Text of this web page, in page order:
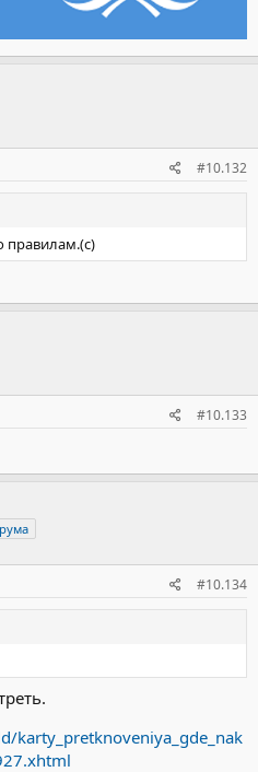
#10.132
#10.133
#10.134
karty_pretknoveniya_gde_nak